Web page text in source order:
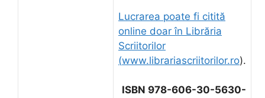
Lucrarea poate fi citită
online doar în Librăria
Scriitorilor
(www.librariascriitorilor.ro).
ISBN 978-606-30-5630-